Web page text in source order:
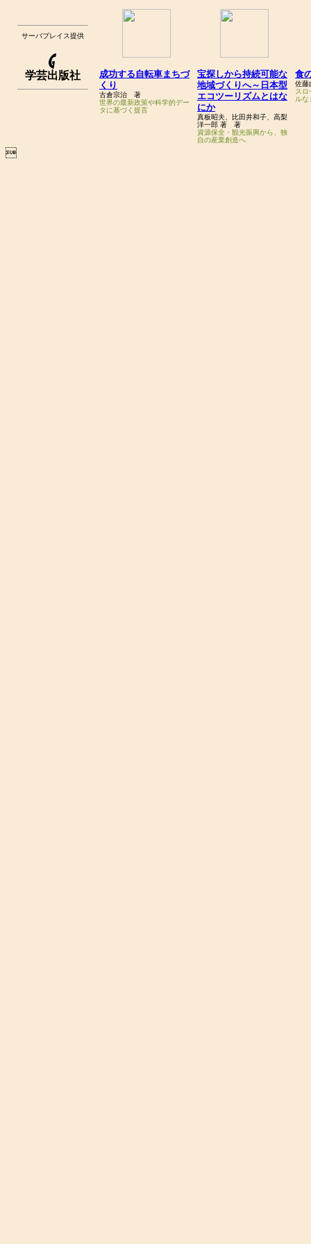
サーバプレイス提供
学芸出版社
成功する自転車まちづ
くり
古倉宗治 著
世界の最新政策や科学的デー
タに基づく提言
宝探しから持続可能な
地域づくりへ～日本型
エコツーリズムとはな
にか
真板昭夫、比田井和子、高梨
洋一郎 著 著
資源保全・観光振興から、独
自の産業創造へ
食
佐
スロ
ルな
